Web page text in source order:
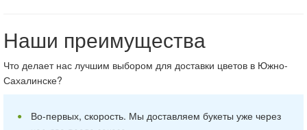
Наши преимущества
Что делает нас лучшим выбором для доставки цветов в Южно-
Сахалинске?
Во-первых, скорость. Мы доставляем букеты уже через